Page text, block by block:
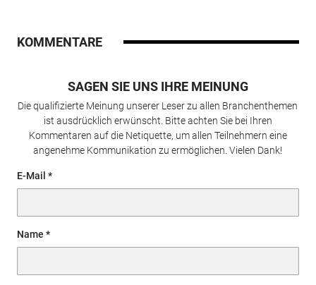
KOMMENTARE
SAGEN SIE UNS IHRE MEINUNG
Die qualifizierte Meinung unserer Leser zu allen Branchenthemen
ist ausdrücklich erwünscht. Bitte achten Sie bei Ihren
Kommentaren auf die Netiquette, um allen Teilnehmern eine
angenehme Kommunikation zu ermöglichen. Vielen Dank!
E-Mail
Name